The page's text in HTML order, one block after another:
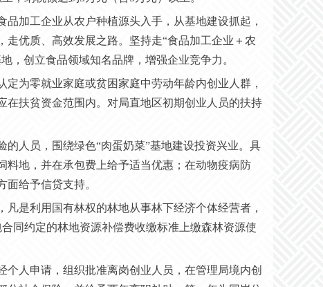
加工企业从农户种植源头入手，从基地建设抓起，
优质、高效发展之路。坚持走“食品加工企业＋农
，创立食品领域知名品牌，增强企业竞争力。
为零就业家庭或贫困家庭中劳动年龄内创业人群，
在扶贫资金范围内。对局直地区初期创业人员的扶持
人员，围绕绿色“肉蛋奶菜”基地建设投资兴业。具
地，并在承包费上给予适当优惠；在动物疫病防
给予信贷支持。
是利用国有林权的林地从事林下经济个体经营者，
同约定的林地资源补偿费收缴标准上缴森林资源使
人申请，组织批准离岗创业人员，在管理局境内创